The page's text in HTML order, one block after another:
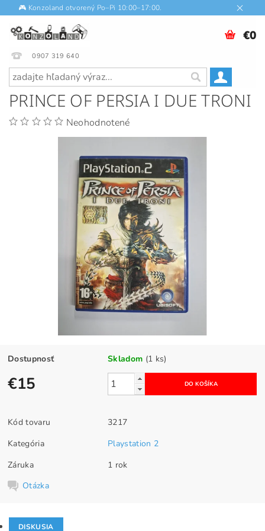
🎮 Konzoland otvorený Po–Pi 10:00–17:00.
0907 319 640
€0
PRINCE OF PERSIA I DUE TRONI
Neohodnotené
Dostupnosť Skladom (1 ks)
€15
Kód tovaru
3217
Kategória
Playstation 2
Záruka
1 rok
Otázka
DISKUSIA